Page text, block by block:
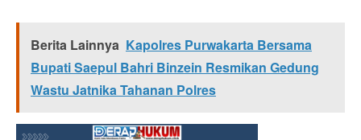
Berita Lainnya Kapolres Purwakarta Bersama
Bupati Saepul Bahri Binzein Resmikan Gedung
Wastu Jatnika Tahanan Polres